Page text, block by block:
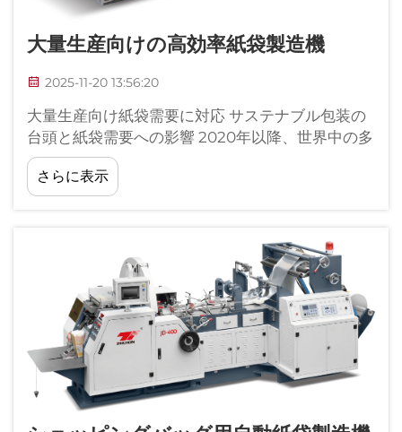
大量生産向けの高効率紙袋製造機
2025-11-20 13:56:20
大量生産向け紙袋需要に対応 サステナブル包装の
台頭と紙袋需要への影響 2020年以降、世界中の多
くの国がプラスチックを禁止したことを背景に、
世界の紙袋市場は約18％拡大しました...
さらに表示